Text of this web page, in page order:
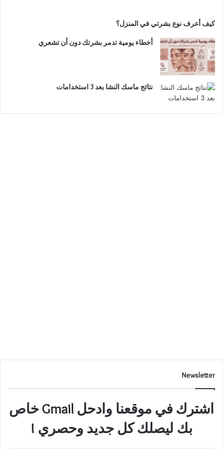
كيف أعرف نوع بشرتي في المنزل؟
أخطاء يومية تدمر بشرتك دون أن تشعري
نتائج ماسك النشا بعد 3 استخدامات
Newsletter
اشترك في موقعنا وادحل Gmail خاص
بك ليصلك كل جديد وحصري !